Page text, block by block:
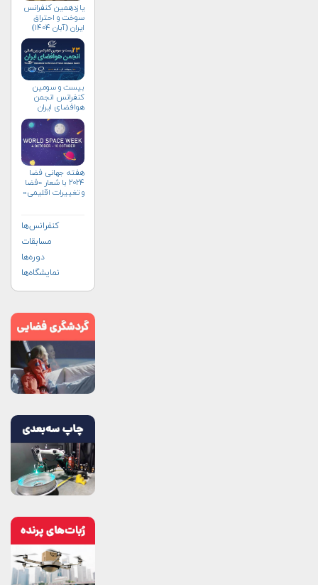
یازدهمین کنفرانس
سوخت و احتراق
ایران (آبان‌ ۱۴۰۴)
بیست و سومین
کنفرانس انجمن
هوافضای ايران
هفته جهانی فضا
۲۰۲۴ با شعار «فضا
و تغییرات اقلیمی»
کنفرانس‌ها
مسابقات
دوره‌ها
نمایشگاه‌ها